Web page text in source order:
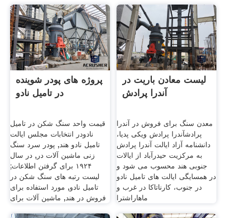
پروژه های پودر شوینده
در تامیل نادو
قیمت واحد سنگ شکن در تامیل
نادودر انتخابات مجلس ایالت
تامیل نادو هند, پودر سرد سنگ
زنی ماشین آلات در, در سال
۱۹۲۴ برای گرفتن اطلاعات;
لیست رتبه های سنگ شکن در
تامیل نادو, مورد استفاده برای
فروش در هند, ماشین آلات برای
لیست معادن باریت در
آندرا پرادش
معدن سنگ برای فروش در آندرا
پرادشآندرا پرادش ویکی پدیا،
دانشنامه آزاد ایالت آندرا پرادش
به مرکزیت حیدرآباد از ایالات
جنوبی هند محسوب می شود و
در همسایگی ایالت های تامیل نادو
در جنوب، کارناتاکا در غرب و
ماهاراشترا